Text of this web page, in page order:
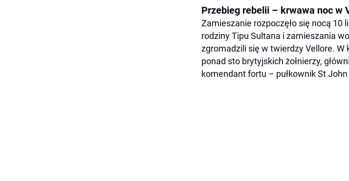
Przebieg rebelii – krwawa noc w
Zamieszanie rozpoczęło się nocą 10
rodziny Tipu Sultana i zamieszania
zgromadzili się w twierdzy Vellore.
ponad sto brytyjskich żołnierzy,
komendant fortu – pułkownik St